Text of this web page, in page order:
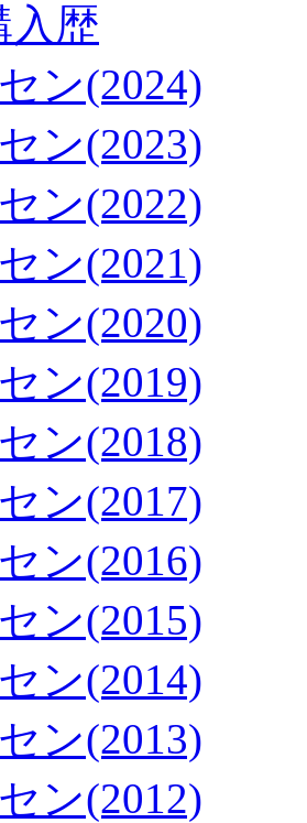
入歴
ン(2024)
ン(2023)
ン(2022)
ン(2021)
ン(2020)
ン(2019)
ン(2018)
ン(2017)
ン(2016)
ン(2015)
ン(2014)
ン(2013)
ン(2012)